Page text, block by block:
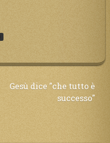
Gesù dice "che tutto è
successo"